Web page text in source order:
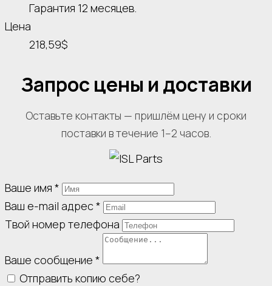
Гарантия 12 месяцев.
Цена
218,59$
Запрос цены и доставки
Оставьте контакты — пришлём цену и сроки
поставки в течение 1–2 часов.
Ваше имя *
Ваш e-mail адрес*
Твой номер телефона
Ваше сообщение *
Отправить копию себе?